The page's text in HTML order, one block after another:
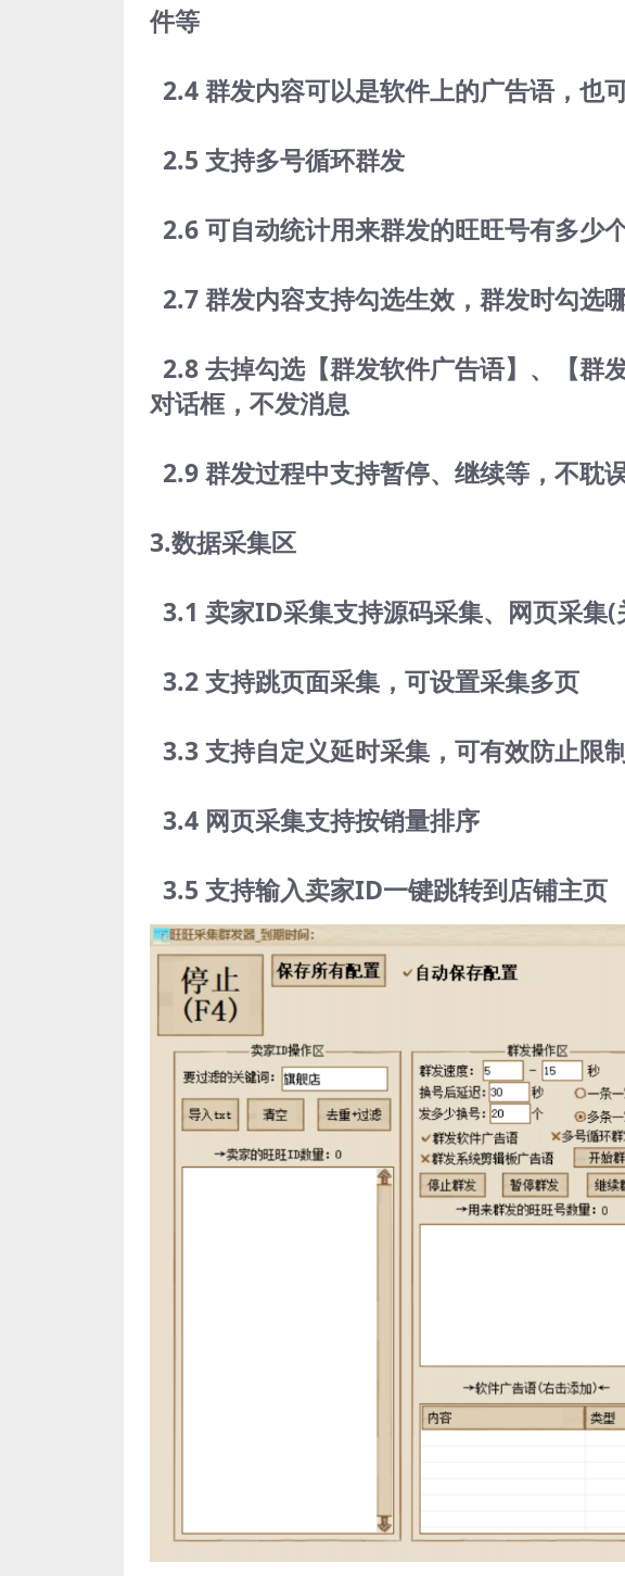
件等
2.4 群发内容可以是软件上的广告语，也
2.5 支持多号循环群发
2.6 可自动统计用来群发的旺旺号有多少
2.7 群发内容支持勾选生效，群发时勾选
2.8 去掉勾选【群发软件广告语】、【群
对话框，不发消息
2.9 群发过程中支持暂停、继续等，不耽
3.数据采集区
3.1 卖家ID采集支持源码采集、网页采集
3.2 支持跳页面采集，可设置采集多页
3.3 支持自定义延时采集，可有效防止限
3.4 网页采集支持按销量排序
3.5 支持输入卖家ID一键跳转到店铺主页